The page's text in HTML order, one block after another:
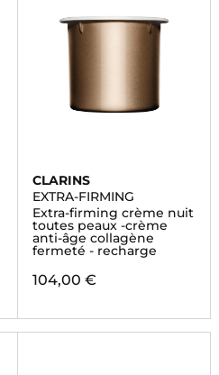
CLARINS
EXTRA-FIRMING
Extra-firming crème nuit
toutes peaux -crème
anti-âge collagène
fermeté - recharge
104,00 €